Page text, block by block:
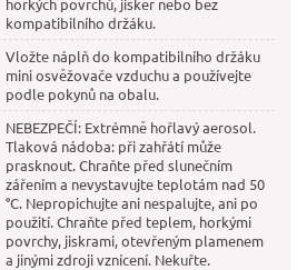
horkých povrchů, jisker nebo bez
kompatibilního držáku.
Vložte náplň do kompatibilního držáku
mini osvěžovače vzduchu a používejte
podle pokynů na obalu.
NEBEZPEČÍ: Extrémně hořlavý aerosol.
Tlaková nádoba: při zahřátí může
prasknout. Chraňte před slunečním
zářením a nevystavujte teplotám nad 50
°C. Nepropichujte ani nespalujte, ani po
použití. Chraňte před teplem, horkými
povrchy, jiskrami, otevřeným plamenem
a jinými zdroji vznícení. Nekuřte.